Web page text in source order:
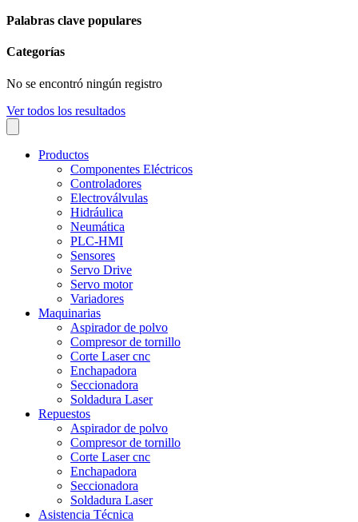
Palabras clave populares
Categorías
No se encontró ningún registro
Ver todos los resultados
Productos
Componentes Eléctricos
Controladores
Electroválvulas
Hidráulica
Neumática
PLC-HMI
Sensores
Servo Drive
Servo motor
Variadores
Maquinarias
Aspirador de polvo
Compresor de tornillo
Corte Laser cnc
Enchapadora
Seccionadora
Soldadura Laser
Repuestos
Aspirador de polvo
Compresor de tornillo
Corte Laser cnc
Enchapadora
Seccionadora
Soldadura Laser
Asistencia Técnica